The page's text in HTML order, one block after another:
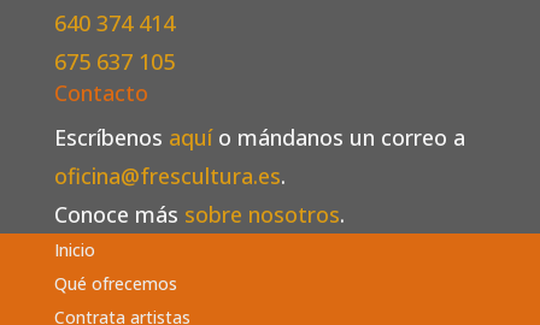
640 374 414
675 637 105
Contacto
Escríbenos aquío mándanos un correo a
oficina@frescultura.es.
Conoce más sobre nosotros.
Inicio
Qué ofrecemos
Contrata artistas